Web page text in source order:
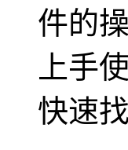
件的
上手
快速